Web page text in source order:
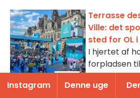
Terrasse
Ville: det
sted for OL
I hjertet af
forpladsen
Terrasse
for at give
Instagram Denne uge